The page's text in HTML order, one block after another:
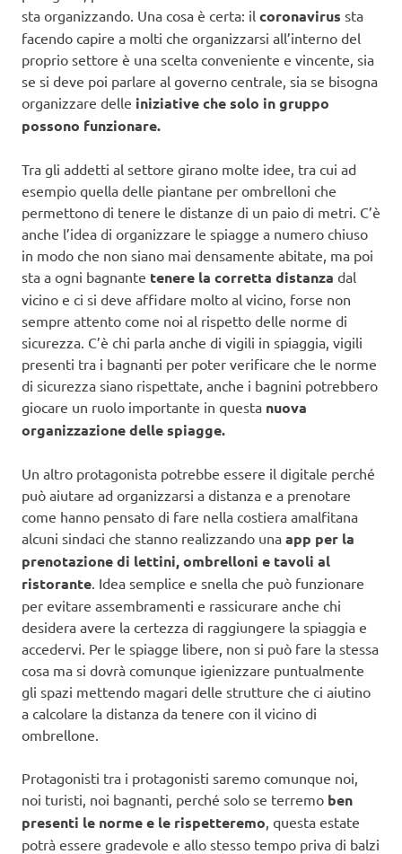
sta organizzando. Una cosa è certa: il coronavirus sta
facendo capire a molti che organizzarsi all’interno del
proprio settore è una scelta conveniente e vincente, sia
se si deve poi parlare al governo centrale, sia se bisogna
organizzare delle iniziative che solo in gruppo
possono funzionare.
Tra gli addetti al settore girano molte idee, tra cui ad
esempio quella delle piantane per ombrelloni che
permettono di tenere le distanze di un paio di metri. C’è
anche l’idea di organizzare le spiagge a numero chiuso
in modo che non siano mai densamente abitate, ma poi
sta a ogni bagnante tenere la corretta distanza dal
vicino e ci si deve affidare molto al vicino, forse non
sempre attento come noi al rispetto delle norme di
sicurezza. C’è chi parla anche di vigili in spiaggia, vigili
presenti tra i bagnanti per poter verificare che le norme
di sicurezza siano rispettate, anche i bagnini potrebbero
giocare un ruolo importante in questa nuova
organizzazione delle spiagge.
Un altro protagonista potrebbe essere il digitale perché
può aiutare ad organizzarsi a distanza e a prenotare
come hanno pensato di fare nella costiera amalfitana
alcuni sindaci che stanno realizzando una app per la
prenotazione di lettini, ombrelloni e tavoli al
ristorante . Idea semplice e snella che può funzionare
per evitare assembramenti e rassicurare anche chi
desidera avere la certezza di raggiungere la spiaggia e
accedervi. Per le spiagge libere, non si può fare la stessa
cosa ma si dovrà comunque igienizzare puntualmente
gli spazi mettendo magari delle strutture che ci aiutino
a calcolare la distanza da tenere con il vicino di
ombrellone.
Protagonisti tra i protagonisti saremo comunque noi,
noi turisti, noi bagnanti, perché solo se terremo ben
presenti le norme e le rispetteremo , questa estate
potrà essere gradevole e allo stesso tempo priva di balzi